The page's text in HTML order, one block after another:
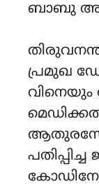
ബാബു
പ്രമുഖ
വിനെയും